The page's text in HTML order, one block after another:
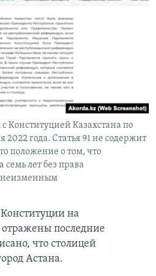
Конституцией Казахстана по
2022 года. Статья 91 не содержит
положение о том, что
семь лет без права
неизменным
на
последние
что столицей
Астана.